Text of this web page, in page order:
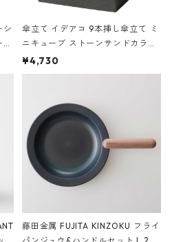
シ
傘立て イデアコ 9本挿し傘立て ミ
ニキューブ ストーンサンドカラー
石調 ideaco Umbrella Stand CUB
E ストーンサンドブラック
¥4,730
藤田金属 FUJITA KINZOKU フライ